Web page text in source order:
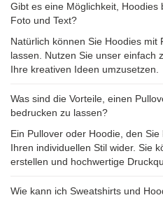
Gibt es eine Möglichkeit, Hoodies
Foto und Text?
Natürlich können Sie Hoodies mit
lassen. Nutzen Sie unser einfach
Ihre kreativen Ideen umzusetzen.
Was sind die Vorteile, einen
bedrucken zu lassen?
Ein Pullover oder Hoodie, den
Ihren individuellen Stil wider. Sie
erstellen und hochwertige
Wie kann ich Sweatshirts und